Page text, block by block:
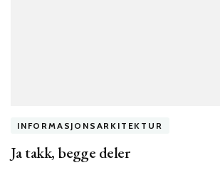
INFORMASJONSARKITEKTUR
Ja takk, begge deler